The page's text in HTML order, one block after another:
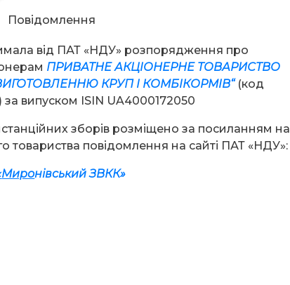
Повідомлення
від ПАТ «НДУ» розпорядження про
ПРИВАТНЕ АКЦІОНЕРНЕ ТОВАРИСТВО
КРУП І КОМБІКОРМІВ“ (код
випуском ISIN UA4000172050
зборів розміщено за посиланням на
товариства повідомлення на сайті ПАТ «НДУ»:
Миронівський ЗВКК»